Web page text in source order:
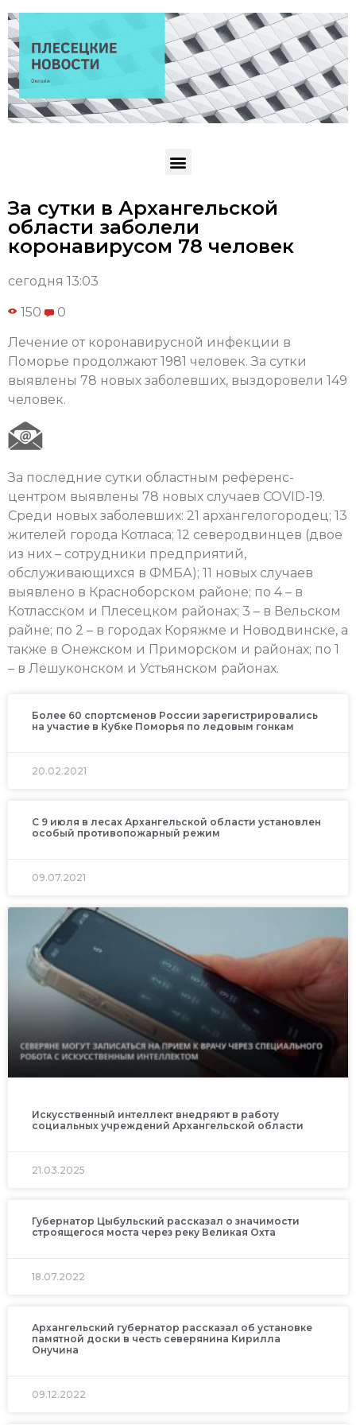
За сутки в Архангельской
области заболели
коронавирусом 78 человек
сегодня 13:03
150 0
Лечение от коронавирусной инфекции в
Поморье продолжают 1981 человек. За сутки
выявлены 78 новых заболевших, выздоровели 149
человек.
За последние сутки областным референс-
центром выявлены 78 новых случаев COVID-19.
Среди новых заболевших: 21 архангелогородец; 13
жителей города Котласа; 12 северодвинцев (двое
из них – сотрудники предприятий,
обслуживающихся в ФМБА); 11 новых случаев
выявлено в Красноборском районе; по 4 – в
Котласском и Плесецком районах; 3 – в Вельском
райне; по 2 – в городах Коряжме и Новодвинске, а
также в Онежском и Приморском и районах; по 1
– в Лешуконском и Устьянском районах.
Более 60 спортсменов России зарегистрировались
на участие в Кубке Поморья по ледовым гонкам
20.02.2021
С 9 июля в лесах Архангельской области установлен
особый противопожарный режим
09.07.2021
Искусственный интеллект внедряют в работу
социальных учреждений Архангельской области
21.03.2025
Губернатор Цыбульский рассказал о значимости
строящегося моста через реку Великая Охта
18.07.2022
Архангельский губернатор рассказал об установке
памятной доски в честь северянина Кирилла
Онучина
09.12.2022